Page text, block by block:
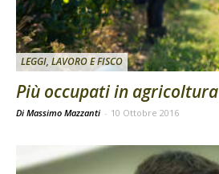
LEGGI, LAVORO E FISCO
Più occupati in agricoltura
Di Massimo Mazzanti - 10 Ottobre 2016